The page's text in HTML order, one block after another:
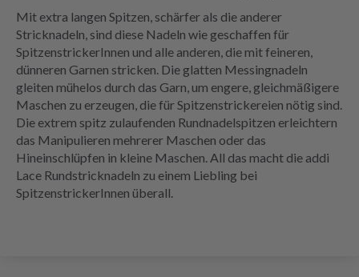
Mit extra langen Spitzen, schärfer als die anderer
Stricknadeln, sind diese Nadeln wie geschaffen für
SpitzenstrickerInnen und alle anderen, die mit feineren,
dünneren Garnen stricken. Die glatten Messingnadeln
gleiten mühelos durch das Garn, um engere, gleichmäßigere
Maschen zu erzeugen, die für Spitzenstrickereien nötig sind.
Die extrem spitz zulaufenden Rundnadelspitzen erleichtern
das Manipulieren mehrerer Maschen oder das
Hineinschlüpfen in kleine Maschen. All das macht die addi
Lace Rundstricknadeln zu einem Liebling bei
SpitzenstrickerInnen überall.